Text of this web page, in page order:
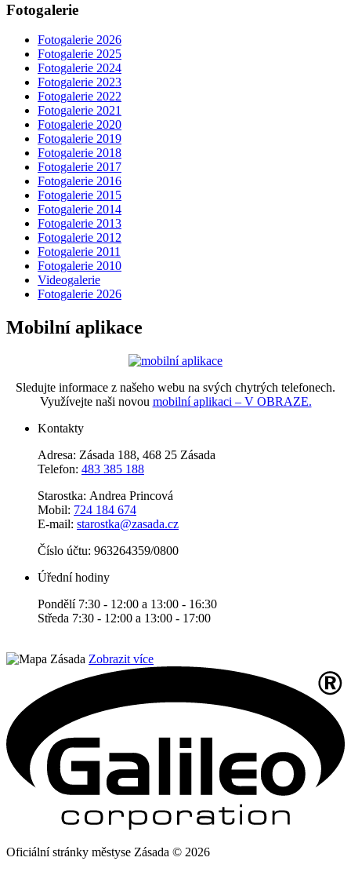
Fotogalerie
Fotogalerie 2026
Fotogalerie 2025
Fotogalerie 2024
Fotogalerie 2023
Fotogalerie 2022
Fotogalerie 2021
Fotogalerie 2020
Fotogalerie 2019
Fotogalerie 2018
Fotogalerie 2017
Fotogalerie 2016
Fotogalerie 2015
Fotogalerie 2014
Fotogalerie 2013
Fotogalerie 2012
Fotogalerie 2011
Fotogalerie 2010
Videogalerie
Fotogalerie 2026
Mobilní aplikace
Sledujte informace z našeho webu na svých chytrých telefonech.
Využívejte naši novou mobilní aplikaci – V OBRAZE.
Kontakty
Adresa: Zásada 188, 468 25 Zásada
Telefon: 483 385 188
Starostka: Andrea Princová
Mobil: 724 184 674
E-mail: starostka@zasada.cz
Číslo účtu: 963264359/0800
Úřední hodiny
Pondělí 7:30 - 12:00 a 13:00 - 16:30
Středa 7:30 - 12:00 a 13:00 - 17:00
Zobrazit více
Oficiální stránky městyse Zásada © 2026